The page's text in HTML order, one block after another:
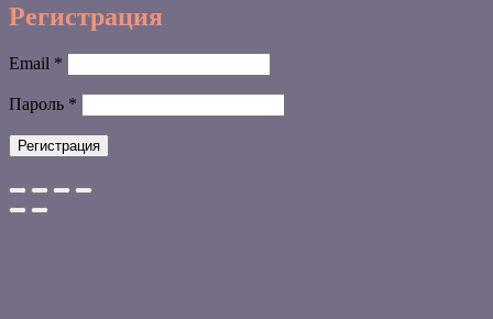
Регистрация
Email *
Пароль *
Регистрация